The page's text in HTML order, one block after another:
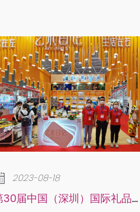
第30届中国（深圳）国际礼品展
2023-08-18
下雨天如何保养家里的